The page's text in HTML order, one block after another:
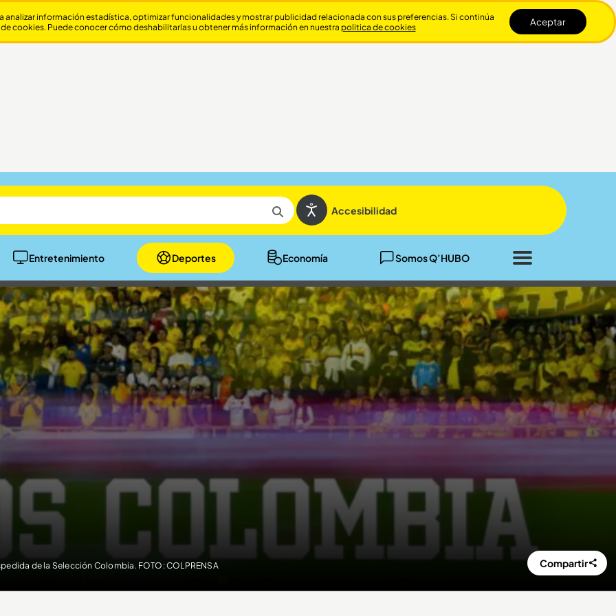
Accesibilidad
Entretenimiento Deportes Economía Somos Q’HUBO
Cerrar
de la Selección Colombia. FOTO: COLPRENSA Compartir
información estadística, optimizar funcionalidades y mostrar publicidad relacionada con sus preferencias. Si continúa
cookies. Puede conocer cómo deshabilitarlas u obtener más información en nuestra politica de cookies Aceptar